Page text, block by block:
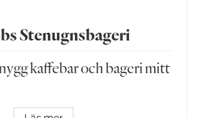
Stenugnsbageri
kaffebar och bageri mitt